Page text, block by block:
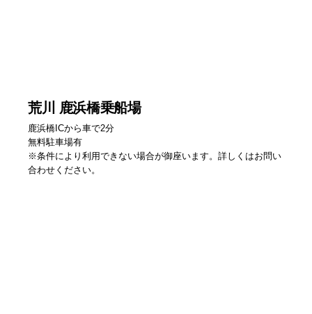
荒川 鹿浜橋乗船場
鹿浜橋ICから車で2分
無料駐車場有
※条件により利用できない場合が御座います。詳しくはお問い
合わせください。